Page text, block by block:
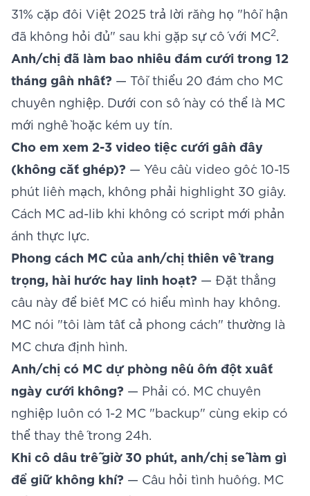
31% cặp đôi Việt 2025 trả lời rằng họ "hối hận
đã không hỏi đủ" sau khi gặp sự cố với MC2.
Anh/chị đã làm bao nhiêu đám cưới trong 12
tháng gần nhất? — Tối thiểu 20 đám cho MC
chuyên nghiệp. Dưới con số này có thể là MC
mới nghề hoặc kém uy tín.
Cho em xem 2-3 video tiệc cưới gần đây
(không cắt ghép)? — Yêu cầu video gốc 10-15
phút liền mạch, không phải highlight 30 giây.
Cách MC ad-lib khi không có script mới phản
ánh thực lực.
Phong cách MC của anh/chị thiên về trang
trọng, hài hước hay linh hoạt? — Đặt thẳng
câu này để biết MC có hiểu mình hay không.
MC nói "tôi làm tất cả phong cách" thường là
MC chưa định hình.
Anh/chị có MC dự phòng nếu ốm đột xuất
ngày cưới không? — Phải có. MC chuyên
nghiệp luôn có 1-2 MC "backup" cùng ekip có
thể thay thế trong 24h.
Khi cô dâu trễ giờ 30 phút, anh/chị sẽ làm gì
để giữ không khí? — Câu hỏi tình huống. MC